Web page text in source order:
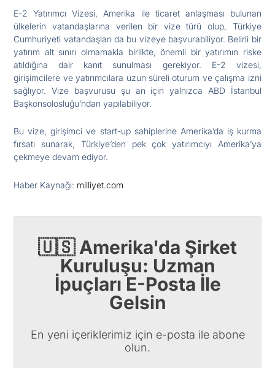
E-2 Yatırımcı Vizesi, Amerika ile ticaret anlaşması bulunan
ülkelerin vatandaşlarına verilen bir vize türü olup, Türkiye
Cumhuriyeti vatandaşları da bu vizeye başvurabiliyor. Belirli bir
yatırım alt sınırı olmamakla birlikte, önemli bir yatırımın riske
atıldığına dair kanıt sunulması gerekiyor. E-2 vizesi,
girişimcilere ve yatırımcılara uzun süreli oturum ve çalışma izni
sağlıyor. Vize başvurusu şu an için yalnızca ABD İstanbul
Başkonsolosluğu’ndan yapılabiliyor.
Bu vize, girişimci ve start-up sahiplerine Amerika’da iş kurma
fırsatı sunarak, Türkiye’den pek çok yatırımcıyı Amerika’ya
çekmeye devam ediyor.
Haber Kaynağı: milliyet.com
🇺🇸 Amerika'da Şirket
Kuruluşu: Uzman
İpuçları E-Posta İle
Gelsin
En yeni içeriklerimiz için e-posta ile abone
olun.